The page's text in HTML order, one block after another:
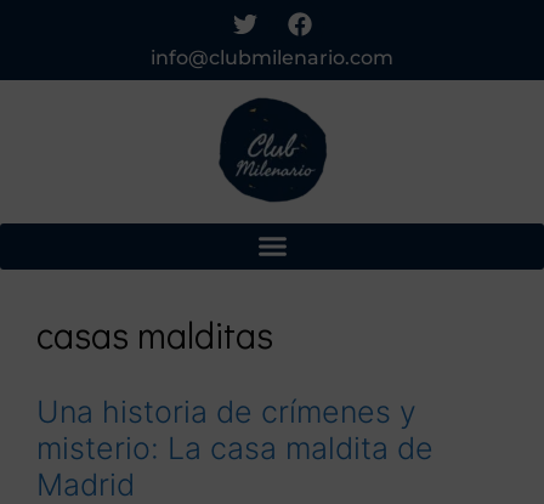
info@clubmilenario.com
casas malditas
Una historia de crímenes y
misterio: La casa maldita de
Madrid